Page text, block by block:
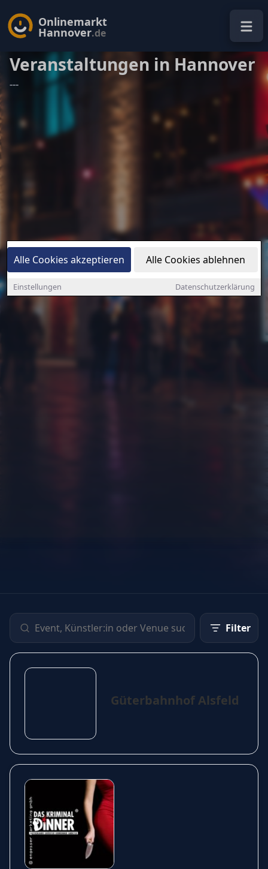
Alle Cookies akzeptieren Alle Cookies ablehnen
Einstellungen Datenschutzerklärung
Onlinemarkt
Hannover.de
Veranstaltungen in Hannover
---
Filter
Güterbahnhof Alsfeld